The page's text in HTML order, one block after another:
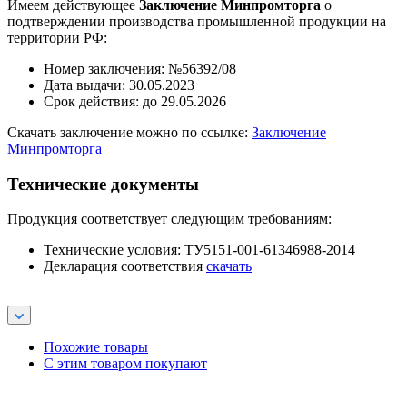
Имеем действующее Заключение Минпромторга о
подтверждении производства промышленной продукции на
территории РФ:
Номер заключения: №56392/08
Дата выдачи: 30.05.2023
Срок действия: до 29.05.2026
Скачать заключение можно по ссылке: Заключение
Минпромторга
Технические документы
Продукция соответствует следующим требованиям:
Технические условия: ТУ5151-001-61346988-2014
Декларация соответствия скачать
Похожие товары
С этим товаром покупают